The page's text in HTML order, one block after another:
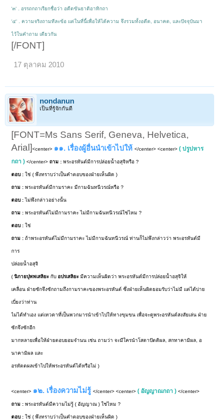
'๓' . อรรถกถาเรียกชื่อว่า อดีตขันธาติอาทิกถา
'๔' . ความจริงถามทีละข้อ แต่ในที่นี้เพื่อให้ได้ความ จึงรวมทั้งอดีต, อนาคต, และปัจจุบันมา
ไว้ในคำถาม เดียวกัน
[/FONT]
17 ตุลาคม 2010
nondanun
เป็นที่รู้จักกันดี
[FONT=Ms Sans Serif, Geneva, Helvetica,
Arial]<center> ๑๑. เรื่องผู้อื่นนำเข้าไปให้ </center> <center>( ปรูปหาร
กถา )</center>ถาม :พระอรหันต์มีการปล่อยน้ำอสุจิหรือ ?
ตอบ :ใช่ ( พึงทราบว่าเป็นคำตอบของฝ่ายเห็นผิด )
ถาม :พระอรหันต์มีกามราคะ มีกามฉันทนีวรณ์หรือ ?
ตอบ :ไม่พึงกล่าวอย่างนั้น
ถาม :พระอรหันต์ไม่มีกามราคะ ไม่มีกามฉันทนีวรณ์ใช่ไหม ?
ตอบ :ใช่
ถาม :ถ้าพระอรหันต์ไม่มีกามราคะ ไม่มีกามฉันทนีวรณ์ ท่านก็ไม่พึงกล่าวว่า พระอรหันต์มี
การ
ปล่อยน้ำอสุจิ
( นิกายปุพพเสลิยะกับ อปรเสลิยะมีความเห็นผิดว่า พระอรหันต์มีการปล่อยน้ำอสุจิให้
เคลื่อน ฝ่ายซักจึงซักถามถึงกามราคะของพระอรหันต์ ซึ่งฝ่ายเห็นผิดยอมรับว่าไม่มี แต่ได้บ่าย
เบี่ยงว่าท่าน
ไม่ได้ทำเอง แต่เทวดาที่เป็นพวกมารนำเข้าไปให้ทางขุมขน เพื่อจะดูพระอรหันต์สงสัยเล่น ฝ่าย
ซักจึงซักอีก
มากหลายเพื่อให้ฝ่ายตอบยอมจำนน เช่น ถามว่า จะมีใครนำโสดาปัตติผล, สกทาคามิผล, อ
นาคามิผล และ
อรหัตตผลเข้าไปให้พระอรหันต์ได้หรือไม่ )
<center> ๑๒. เรื่องความไม่รู้ </center> <center>( อัญญาณกถา )</center>
ถาม :พระอรหันต์มีความไม่รู้ ( อัญญาณ ) ใช่ไหม ?
ตอบ :ใช่ ( พึงทราบว่าเป็นคำตอบของฝ่ายเห็นผิด )